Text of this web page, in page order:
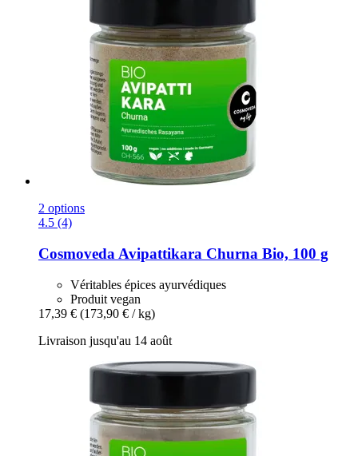
2 options
4.5 (4)
Cosmoveda Avipattikara Churna Bio, 100 g
Véritables épices ayurvédiques
Produit vegan
17,39 € (173,90 € / kg)
Livraison jusqu'au 14 août